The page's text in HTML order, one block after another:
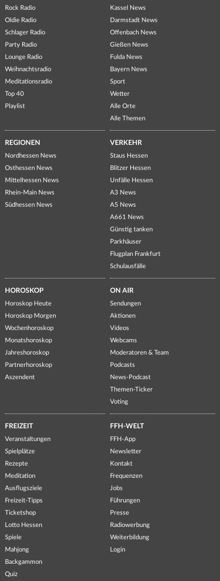
Rock Radio
Oldie Radio
Schlager Radio
Party Radio
Lounge Radio
Weihnachtsradio
Meditationsradio
Top 40
Playlist
Kassel News
Darmstadt News
Offenbach News
Gießen News
Fulda News
Bayern News
Sport
Wetter
Alle Orte
Alle Themen
REGIONEN
Nordhessen News
Osthessen News
Mittelhessen News
Rhein-Main News
Südhessen News
VERKEHR
Staus Hessen
Blitzer Hessen
Unfälle Hessen
A3 News
A5 News
A661 News
Günstig tanken
Parkhäuser
Flugplan Frankfurt
Schulausfälle
HOROSKOP
Horoskop Heute
Horoskop Morgen
Wochenhoroskop
Monatshoroskop
Jahreshoroskop
Partnerhoroskop
Aszendent
ON AIR
Sendungen
Aktionen
Videos
Webcams
Moderatoren & Team
Podcasts
News-Podcast
Themen-Ticker
Voting
FREIZEIT
Veranstaltungen
Spielplätze
Rezepte
Meditation
Ausflugsziele
Freizeit-Tipps
Ticketshop
Lotto Hessen
Spiele
Mahjong
Backgammon
Quiz
FFH-WELT
FFH-App
Newsletter
Kontakt
Frequenzen
Jobs
Führungen
Presse
Radiowerbung
Weiterbildung
Login